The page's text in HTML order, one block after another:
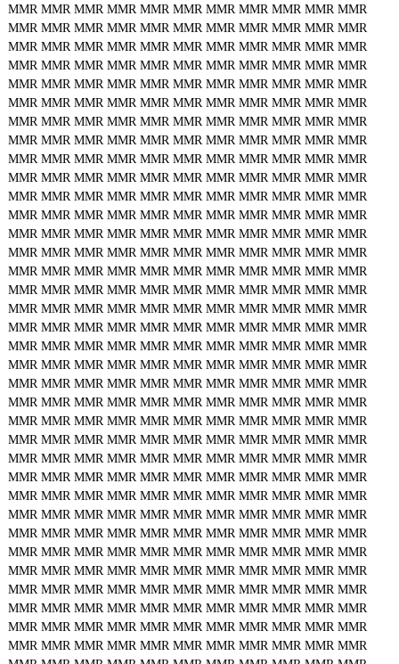
MMR MMR MMR MMR MMR MMR MMR MMR MMR MMR MMR
MMR MMR MMR MMR MMR MMR MMR MMR MMR MMR MMR
MMR MMR MMR MMR MMR MMR MMR MMR MMR MMR MMR
MMR MMR MMR MMR MMR MMR MMR MMR MMR MMR MMR
MMR MMR MMR MMR MMR MMR MMR MMR MMR MMR MMR
MMR MMR MMR MMR MMR MMR MMR MMR MMR MMR MMR
MMR MMR MMR MMR MMR MMR MMR MMR MMR MMR MMR
MMR MMR MMR MMR MMR MMR MMR MMR MMR MMR MMR
MMR MMR MMR MMR MMR MMR MMR MMR MMR MMR MMR
MMR MMR MMR MMR MMR MMR MMR MMR MMR MMR MMR
MMR MMR MMR MMR MMR MMR MMR MMR MMR MMR MMR
MMR MMR MMR MMR MMR MMR MMR MMR MMR MMR MMR
MMR MMR MMR MMR MMR MMR MMR MMR MMR MMR MMR
MMR MMR MMR MMR MMR MMR MMR MMR MMR MMR MMR
MMR MMR MMR MMR MMR MMR MMR MMR MMR MMR MMR
MMR MMR MMR MMR MMR MMR MMR MMR MMR MMR MMR
MMR MMR MMR MMR MMR MMR MMR MMR MMR MMR MMR
MMR MMR MMR MMR MMR MMR MMR MMR MMR MMR MMR
MMR MMR MMR MMR MMR MMR MMR MMR MMR MMR MMR
MMR MMR MMR MMR MMR MMR MMR MMR MMR MMR MMR
MMR MMR MMR MMR MMR MMR MMR MMR MMR MMR MMR
MMR MMR MMR MMR MMR MMR MMR MMR MMR MMR MMR
MMR MMR MMR MMR MMR MMR MMR MMR MMR MMR MMR
MMR MMR MMR MMR MMR MMR MMR MMR MMR MMR MMR
MMR MMR MMR MMR MMR MMR MMR MMR MMR MMR MMR
MMR MMR MMR MMR MMR MMR MMR MMR MMR MMR MMR
MMR MMR MMR MMR MMR MMR MMR MMR MMR MMR MMR
MMR MMR MMR MMR MMR MMR MMR MMR MMR MMR MMR
MMR MMR MMR MMR MMR MMR MMR MMR MMR MMR MMR
MMR MMR MMR MMR MMR MMR MMR MMR MMR MMR MMR
MMR MMR MMR MMR MMR MMR MMR MMR MMR MMR MMR
MMR MMR MMR MMR MMR MMR MMR MMR MMR MMR MMR
MMR MMR MMR MMR MMR MMR MMR MMR MMR MMR MMR
MMR MMR MMR MMR MMR MMR MMR MMR MMR MMR MMR
MMR MMR MMR MMR MMR MMR MMR MMR MMR MMR MMR